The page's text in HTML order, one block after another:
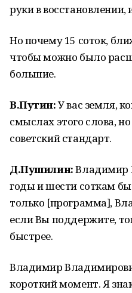
руки в восстановлении,
Но почему 15 соток,
чтобы можно было
большие.
В.Путин:У вас земля,
смыслах этого слова,
советский стандарт.
Д.Пушилин:Владимир
годы и шести соткам
только [программа],
если Вы поддержите,
быстрее.
Владимир
короткий момент. Я